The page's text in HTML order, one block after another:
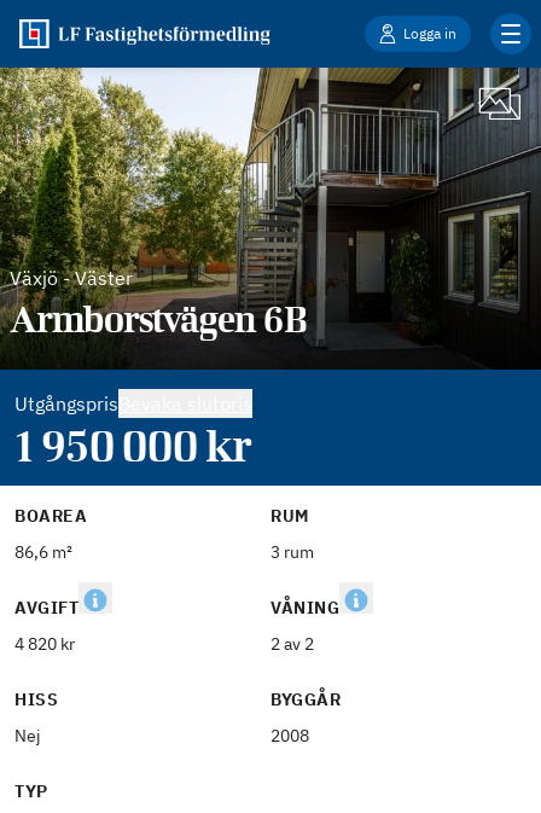
Logga in
Växjö-Väster
Armborstvägen 6B
Utgångspris
1 950 000kr
BOAREA
86,6 m²
RUM
3 rum
AVGIFT
4 820 kr
VÅNING
2 av 2
HISS
Nej
BYGGÅR
2008
TYP